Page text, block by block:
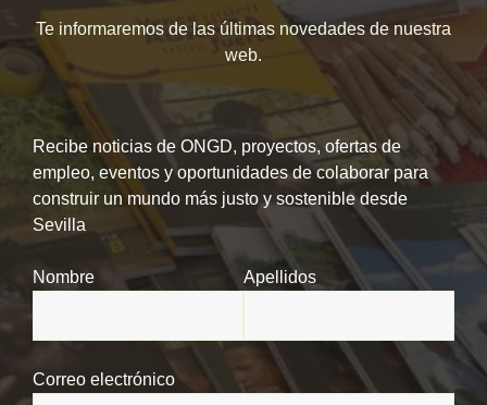
Te informaremos de las últimas novedades de nuestra
web.
Recibe noticias de ONGD, proyectos, ofertas de
empleo, eventos y oportunidades de colaborar para
construir un mundo más justo y sostenible desde
Sevilla
Nombre Apellidos
Correo electrónico